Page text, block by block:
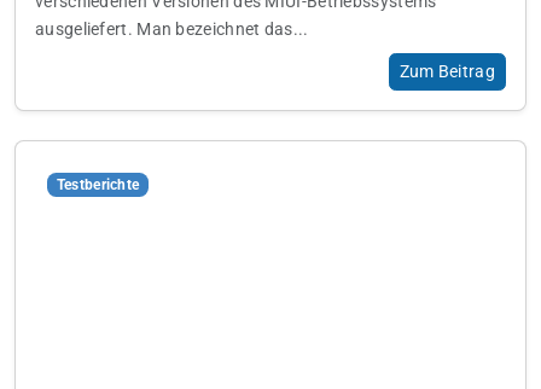
ausgeliefert. Man bezeichnet das...
Zum Beitrag
Testberichte